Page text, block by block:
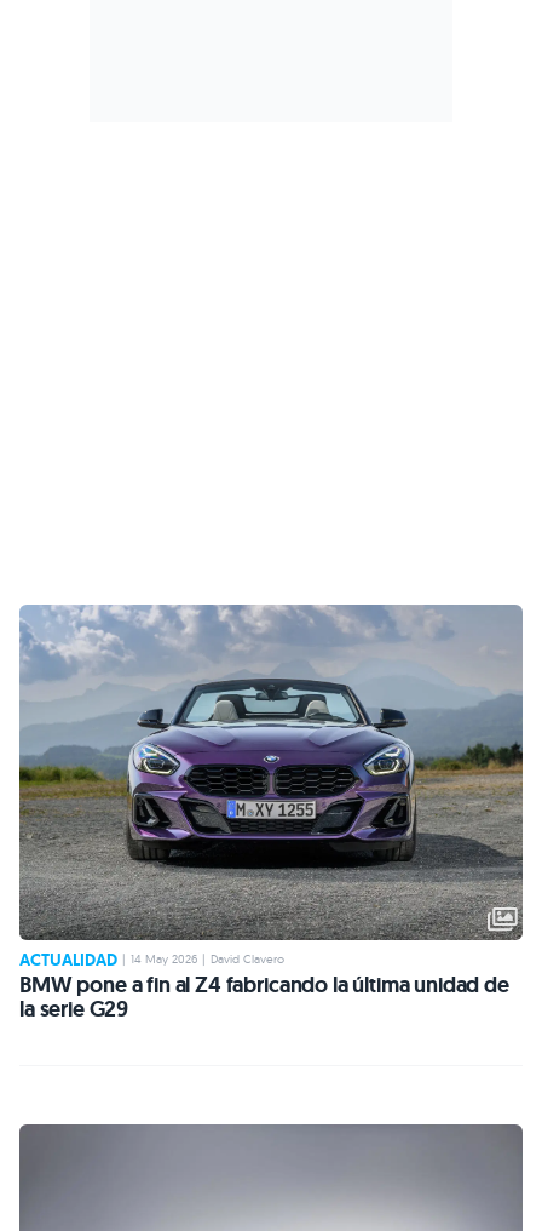
ACTUALIDAD 14 May 2026 David Clavero
BMW pone a fin al Z4 fabricando la última unidad de
la serie G29